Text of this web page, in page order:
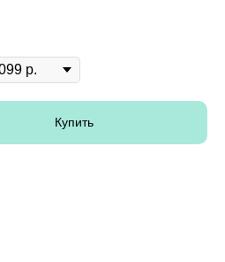
Купить